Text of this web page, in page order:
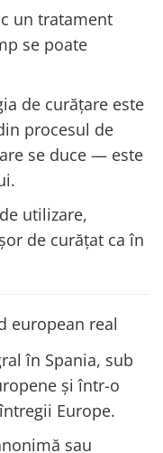
un tratament
se poate
de curățare este
procesul de
se duce — este
utilizare,
de curățat ca în
european real
în Spania, sub
și într-o
Europe.
sau